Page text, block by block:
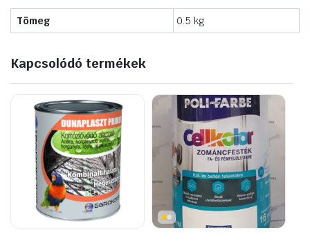
Tömeg 0.5 kg
Kapcsolódó termékek